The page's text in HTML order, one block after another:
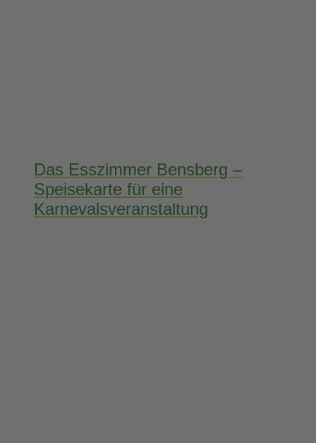
Das Esszimmer Bensberg –
Speisekarte für eine
Karnevalsveranstaltung